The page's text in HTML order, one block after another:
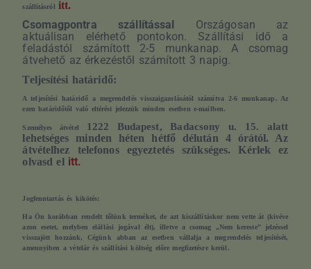
szállításrólitt.
Csomagpontra szállítással
Országosan az
aktuálisan elérhető pontokon. Szállítási idő a
feladástól számított 2-5 munkanap. A csomag
átvehető az érkezéstől számított 3 napig.
Teljesítési határidő:
A teljesítési határidő a megrendelés visszaigazolásától számítva 2-6 munkanap. Az
ezen határidőtől való eltérést jelezzük minden esetben e-mailben.
Személyes átvétel 1222 Budapest, Badacsony u. 15. alatt
lehetséges minden héten hétfő délután 4 órától. Az
átvételhez telefonos egyeztetés szükséges. Kérlek ez
olvasd el itt.
Jogfenntartás és kikötés:
Ha Ön korábban rendelt tőlünk terméket, de azt kiszállításkor nem vette át (kivéve
azon esetet, melyben elállási jogával élt), illetve a csomag „Nem kereste” jelzéssel
visszajött hozzánk, Cégünk abban az esetben vállalja a megrendelés teljesítését,
amennyiben a vételár és szállítási költség előre megfizetésre kerül.